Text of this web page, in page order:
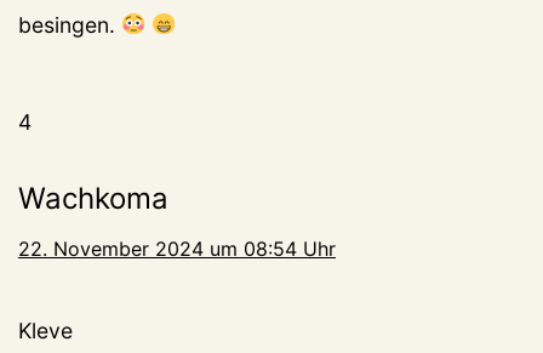
besingen.
4
Wachkoma
22. November 2024 um 08:54 Uhr
Kleve